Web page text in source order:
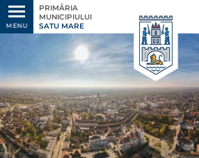
MENU
PRIMĂRIA
MUNICIPIULUI
SATU MARE